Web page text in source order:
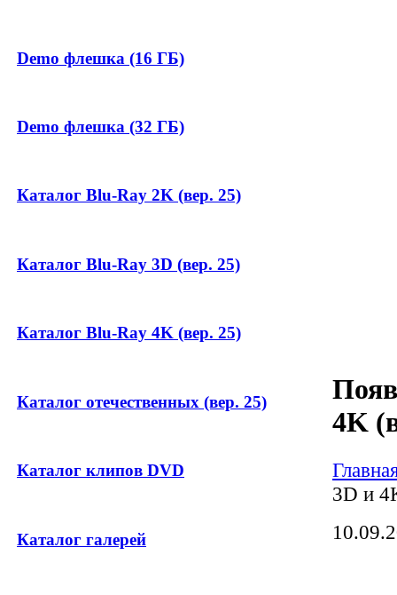
Demo флешка (16 ГБ)
Demo флешка (32 ГБ)
Каталог Blu-Ray 2K (вер. 25)
Каталог Blu-Ray 3D (вер. 25)
Каталог Blu-Ray 4K (вер. 25)
Каталог отечественных (вер. 25)
Каталог клипов DVD
Каталог галерей
4K
3D и